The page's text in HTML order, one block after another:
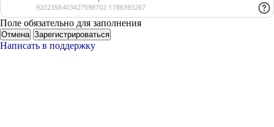
Поле обязательно для заполнения
Отмена Зарегистрироваться
Написать в поддержку